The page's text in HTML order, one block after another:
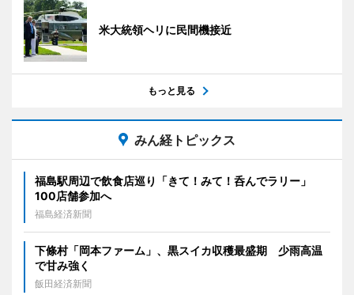
米大統領ヘリに民間機接近
もっと見る
みん経トピックス
福島駅周辺で飲食店巡り「きて！みて！呑んでラリー」
100店舗参加へ
福島経済新聞
下條村「岡本ファーム」、黒スイカ収穫最盛期 少雨高温
で甘み強く
飯田経済新聞